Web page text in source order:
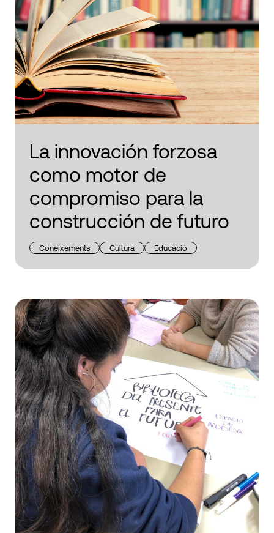
La innovación forzosa
como motor de
compromiso para la
construcción de futuro
Coneixements Cultura Educació